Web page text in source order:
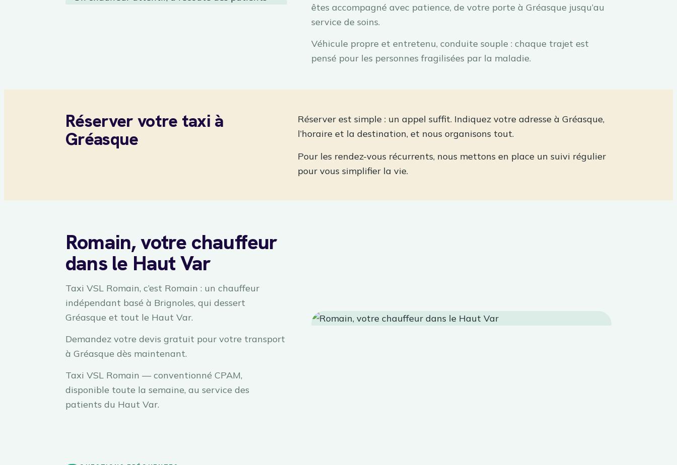
êtes accompagné avec patience, de votre porte à Gréasque jusqu’au
service de soins.
Véhicule propre et entretenu, conduite souple : chaque trajet est
pensé pour les personnes fragilisées par la maladie.
Réserver votre taxi à
Gréasque
Réserver est simple : un appel suffit. Indiquez votre adresse à Gréasque,
l’horaire et la destination, et nous organisons tout.
Pour les rendez-vous récurrents, nous mettons en place un suivi régulier
pour vous simplifier la vie.
Romain, votre chauffeur
dans le Haut Var
Taxi VSL Romain, c’est Romain : un chauffeur
indépendant basé à Brignoles, qui dessert
Gréasque et tout le Haut Var.
Demandez votre devis gratuit pour votre transport
à Gréasque dès maintenant.
Taxi VSL Romain — conventionné CPAM,
disponible toute la semaine, au service des
patients du Haut Var.